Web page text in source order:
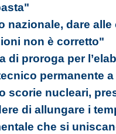
nazionale, dare
non è corretto"
di proroga per
permanente
scorie nucleari,
di allungare i
che si